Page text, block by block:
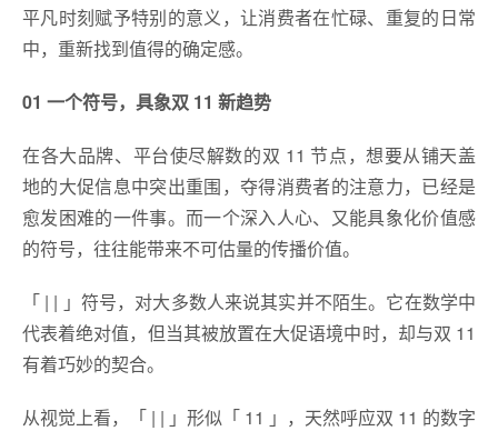
平凡时刻赋予特别的意义，让消费者在忙碌、重复的日常
中，重新找到值得的确定感。
01 一个符号，具象双 11 新趋势
在各大品牌、平台使尽解数的双 11 节点，想要从铺天盖
地的大促信息中突出重围，夺得消费者的注意力，已经是
愈发困难的一件事。而一个深入人心、又能具象化价值感
的符号，往往能带来不可估量的传播价值。
「 | | 」符号，对大多数人来说其实并不陌生。它在数学中
代表着绝对值，但当其被放置在大促语境中时，却与双 11
有着巧妙的契合。
从视觉上看，「 | | 」形似「 11 」，天然呼应双 11 的数字